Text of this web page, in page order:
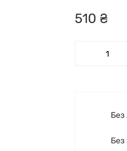
510 ₴
Без
Без